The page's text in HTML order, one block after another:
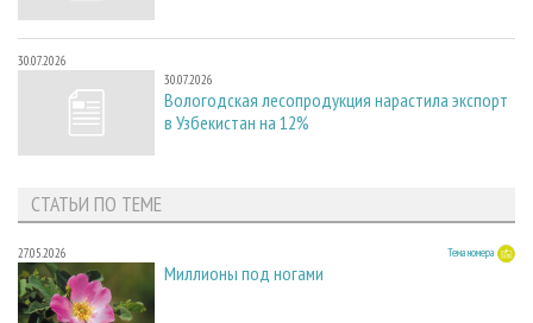
30.07.2026
30.07.2026
Вологодская лесопродукция нарастила экспорт
в Узбекистан на 12%
СТАТЬИ ПО ТЕМЕ
27.05.2026 Тема номера
Миллионы под ногами